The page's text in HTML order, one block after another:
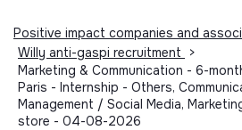
Positive impact companies and
Willy anti-gaspi recruitment
>
Marketing & Communication - 6-
Paris - Internship - Others,
Management / Social Media,
store - 04-08-2026